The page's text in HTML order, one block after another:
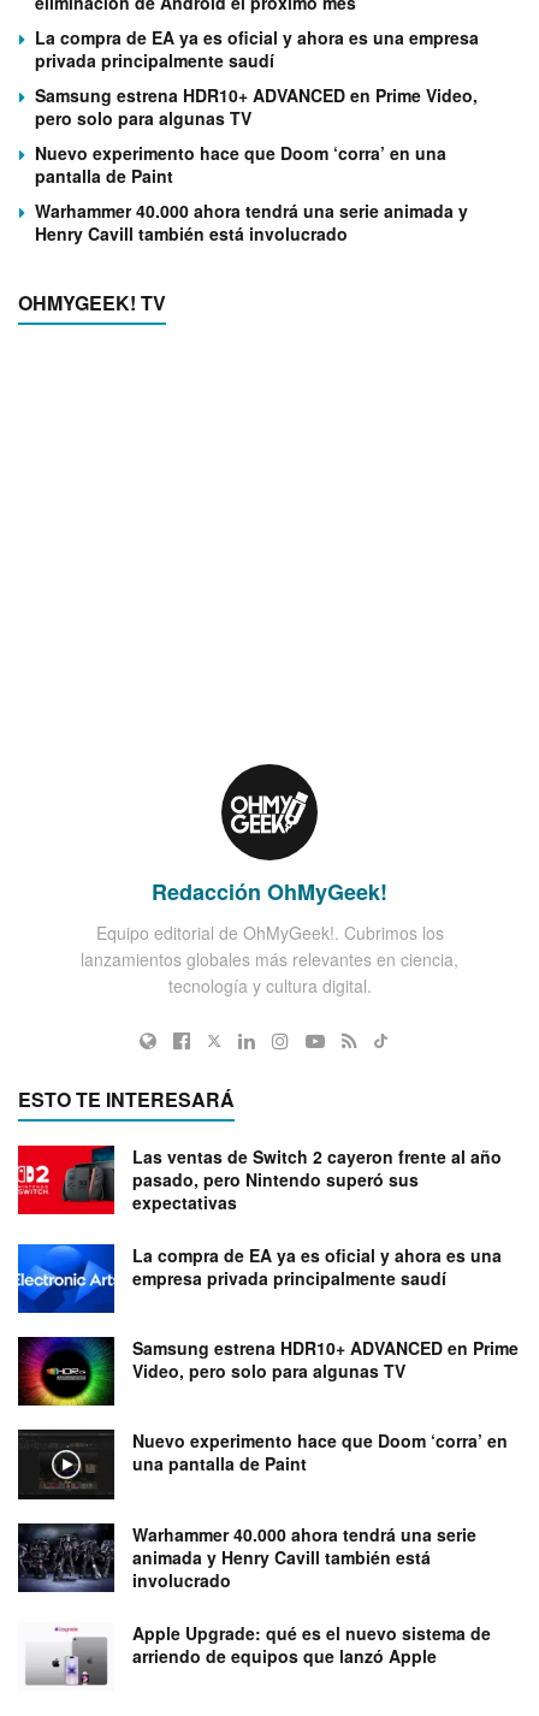
La compra de EA ya es oficial y ahora es una empresa
privada principalmente saudí
Samsung estrena HDR10+ ADVANCED en Prime Video,
pero solo para algunas TV
Nuevo experimento hace que Doom ‘corra’ en una
pantalla de Paint
Warhammer 40.000 ahora tendrá una serie animada y
Henry Cavill también está involucrado
OHMYGEEK! TV
Redacción OhMyGeek!
Equipo editorial de OhMyGeek!. Cubrimos los
lanzamientos globales más relevantes en ciencia,
tecnología y cultura digital.
ESTO TE INTERESARÁ
Las ventas de Switch 2 cayeron frente al año
pasado, pero Nintendo superó sus
expectativas
La compra de EA ya es oficial y ahora es una
empresa privada principalmente saudí
Samsung estrena HDR10+ ADVANCED en Prime
Video, pero solo para algunas TV
Nuevo experimento hace que Doom ‘corra’ en
una pantalla de Paint
Warhammer 40.000 ahora tendrá una serie
animada y Henry Cavill también está
involucrado
Apple Upgrade: qué es el nuevo sistema de
arriendo de equipos que lanzó Apple